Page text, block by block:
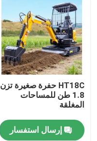
اتصل بنا
أخبار
طلب اقتباس
Hightop Mini Excavator
حفر هيدروليكي صغير
HT18C حفرة صغيرة تزن
1.8 طن للمساحات
المغلقة
إرسال استفسار